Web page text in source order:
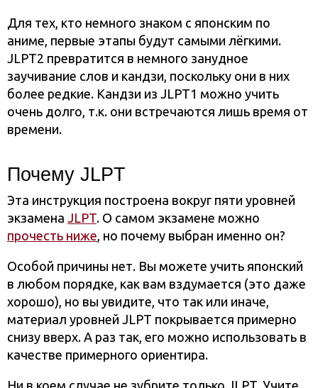
Для тех, кто немного знаком с японским по
аниме, первые этапы будут самыми лёгкими.
JLPT2 превратится в немного занудное
заучивание слов и кандзи, поскольку они в них
более редкие. Кандзи из JLPT1 можно учить
очень долго, т.к. они встречаются лишь время от
времени.
Почему JLPT
Эта инструкция построена вокруг пяти уровней
экзамена JLPT. О самом экзамене можно
прочесть ниже, но почему выбран именно он?
Особой причины нет. Вы можете учить японский
в любом порядке, как вам вздумается (это даже
хорошо), но вы увидите, что так или иначе,
материал уровней JLPT покрывается примерно
снизу вверх. А раз так, его можно использовать в
качестве примерного ориентира.